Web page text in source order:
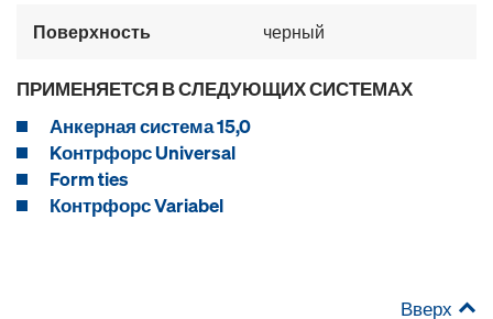
Поверхность черный
ПРИМЕНЯЕТСЯ В СЛЕДУЮЩИХ СИСТЕМАХ
Анкерная система 15,0
Kонтрфорс Universal
Form ties
Контрфорс Variabel
Вверх